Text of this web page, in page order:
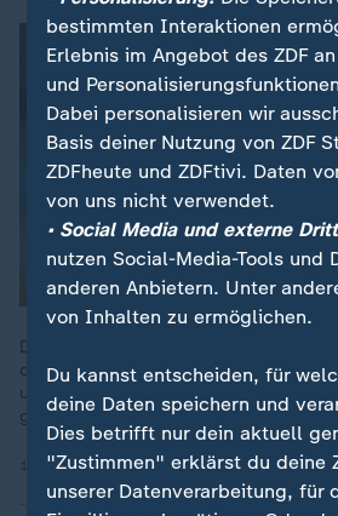
Das DFB-Team hat den WM-Neuling aus
der Sensation träumen lassen, dann
und hat das Weiterkommen in der
gut wie sicher.
14.06.2026 | 10:45 min
bestimmten Interaktionen
Erlebnis im Angebot des ZDF
und
Dabei personalisieren wir
Basis deiner Nutzung von ZDF
ZDFheute und ZDFtivi. Daten
von uns nicht verwendet.
• Social Media und externe
nutzen Social-Media-Tools und
anderen Anbietern. Unter
von Inhalten zu ermöglichen.
Du kannst entscheiden, für
deine Daten speichern und
Dies betrifft nur dein aktuell
"Zustimmen" erklärst du deine
unserer Datenverarbeitung, für